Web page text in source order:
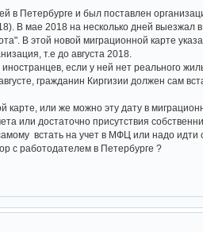
в Петербурге и был поставлен
В мае 2018 на несколько дней выезжал в
В этой новой миграционной карте
т.е до августа 2018.
если у ней нет реального
гражданин Киргизии должен сам
карте, или же можно эту дату в
или достаточно присутствия
встать на учет в МФЦ или надо идти
с работодателем в Петербурге ?